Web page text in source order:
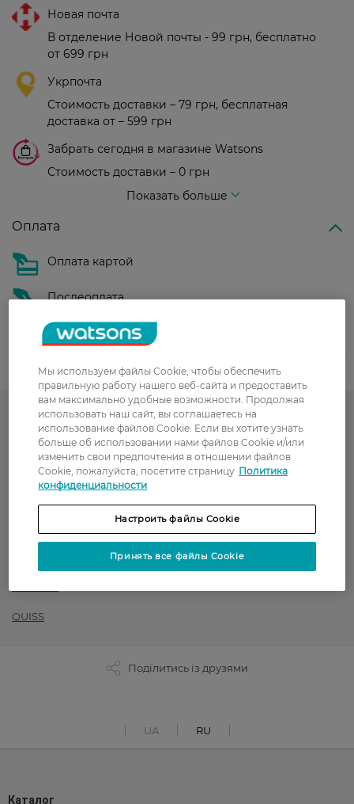
Новая почта
В отделение Новой почты - 99 грн, бесплатно
от 699 грн
Укрпочта
Стоимость доставки – 79 грн, бесплатная
доставка от – 599 грн
Забрать сегодня в магазине Watsons
Стоимость доставки – 0 грн
Показать больше
Оплата
Оплата картой
Послеоплата
Показать больше
Код товара
-50% на обраний асортимент
Гарячий сезон у WATSONS
Декоративная косметика
1=2 на декоративную косметику ТМ QUISS и M.A.G. COLOUR
QUISS
Поділитись із друзями
UA RU
Каталог
Мы используем файлы Cookie, чтобы обеспечить
правильную работу нашего веб-сайта и предоставить
вам максимально удобные возможности. Продолжая
использовать наш сайт, вы соглашаетесь на
использование файлов Cookie. Если вы хотите узнать
больше об использовании нами файлов Cookie и/или
изменить свои предпочтения в отношении файлов
Cookie, пожалуйста, посетите страницу Политика
конфиденциальности
Настроить файлы Cookie
Принять все файлы Cookie